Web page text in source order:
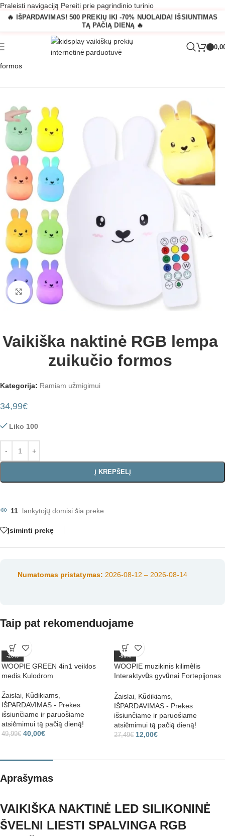
Praleisti navigaciją Pereiti prie pagrindinio turinio
🔥 IŠPARDAVIMAS! 500 PREKIŲ IKI -70% NUOLAIDA! IŠSIUNTIMAS
TĄ PAČIĄ DIENĄ 🔥
Parduotuvė»Vaikiška naktinė RGB lempa zuikučio
formos
Padidinti
Vaikiška naktinė RGB lempa
zuikučio formos
Kategorija: Ramiam užmigimui
34,99€
Liko 100
Į KREPŠELĮ
11 lankytojų domisi šia preke
Įsiminti prekę
Numatomas pristatymas: 2026-08-12 – 2026-08-14
Taip pat rekomenduojame
-20%
WOOPIE GREEN 4in1 veiklos
medis Kulodrom
Žaislai, Kūdikiams,
IŠPARDAVIMAS - Prekes
išsiunčiame ir paruošiame
atsiėmimui tą pačią dieną!
49,99€ 40,00€
-56%
WOOPIE muzikinis kilimėlis
Interaktyvūs gyvūnai Fortepijonas
Žaislai Kūdikiams
IŠPARDAVIMAS - Prekes
išsiunčiame ir paruošiame
atsiėmimui tą pačią dieną!
27,49€ 12,00€
Aprašymas
VAIKIŠKA NAKTINĖ LED SILIKONINĖ
ŠVELNI LIESTI SPALVINGA RGB